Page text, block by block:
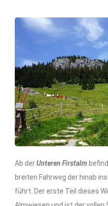
Ab derUnteren Firstalm
breiten Fahrweg der hinab
führt. Der erste Teil dieses